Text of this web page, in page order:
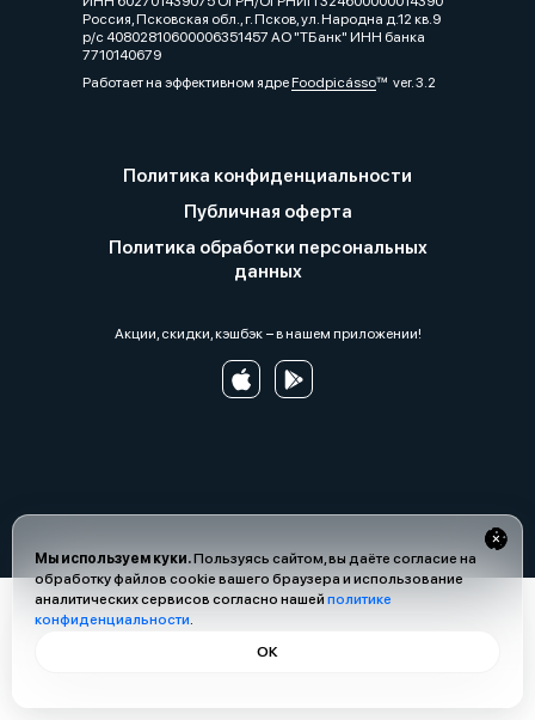
Мы используем куки.Пользуясь сайтом, вы даёте согласие на
обработку файлов cookie вашего браузера и использование
аналитических сервисов согласно нашей политике
конфиденциальности.
ОК
Россия, Псковская обл., г. Псков, ул. Народна д.12 кв.9
р/с 40802810600006351457 АО "ТБанк" ИНН банка
7710140679
Работает на эффективном ядреFoodpicássover. 3.2
Политика конфиденциальности
Публичная оферта
Политика обработки персональных
данных
Акции, скидки, кэшбэк − в нашем приложении!